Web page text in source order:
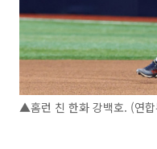
▲홈런 친 한화 강백호. (연